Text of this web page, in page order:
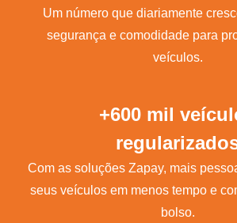
Um número que diariamente
segurança e comodidade para
veículos.
+600 mil
Com as soluções Zapay, mais
seus veículos em menos tempo e
bolso.